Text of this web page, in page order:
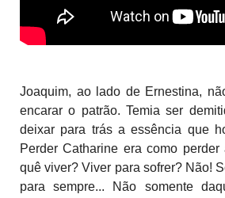
Joaquim, ao lado de Ernestina,
encarar o patrão. Temia ser
deixar para trás a essência que
Perder Catharine era como
quê viver? Viver para sofrer? Não!
para sempre... Não somente